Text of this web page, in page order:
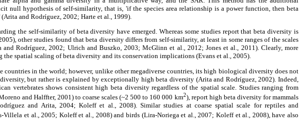
null hypothesis of self-similarity, that is, 'if the species area relationship is a power function, then beta
and Rodríguez, 2002; Harte et al., 1999).
the self-similarity of beta diversity have emerged. Whereas some studies report that beta diversity is
other studies found that beta diversity differs from self-similarity, at least in some ranges of the scales
and Rodríguez, 2002; Ulrich and Buszko, 2003; McGlinn et al., 2012; Jones et al., 2011). Clearly, more
the spatial scaling of beta diversity and its conservation implications (Evans et al., 2005).
countries in the world; however, unlike other megadiverse countries, its high biological diversity does not
but rather is explained by exceptionally high beta diversity (Arita and Rodríguez, 2002). Indeed,
vertebrates shows consistent high beta diversity regardless of the spatial scale. Studies ranging from
and Halffter, 2001) to coarse scales (~2 500 to 160 000 km2), report high beta diversity for mammals
and Arita, 2004; Koleff et al., 2008). Similar studies at coarse spatial scale for reptiles and
Villela et al., 2005; Koleff et al., 2008) and birds (Lira-Noriega et al., 2007; Koleff et al., 2008), have also